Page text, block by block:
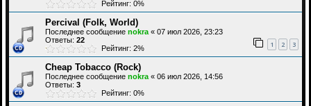
Рейтинг: 0%
Percival (Folk, World)
Последнее сообщение nokra « 07 июл 2026, 23:23
Ответы: 22 1 2 3
Рейтинг: 2%
Cheap Tobacco (Rock)
Последнее сообщение nokra « 06 июл 2026, 14:56
Ответы: 3
Рейтинг: 0%